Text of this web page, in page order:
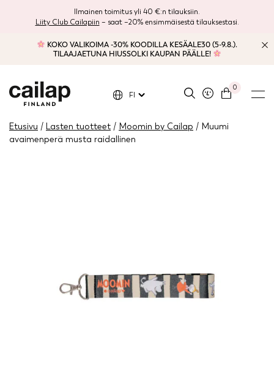
Ilmainen toimitus yli 40 €:n tilauksiin.
Liity Club Cailapiin – saat –20% ensimmäisestä tilauksestasi.
KOKO VALIKOIMA -30% KOODILLA KESÄALE30 (5-9.8.).
TILAAJAETUNA HIUSSOLKI KAUPAN PÄÄLLE!
0
FI
Etusivu / Lasten tuotteet / Moomin by Cailap / Muumi
avaimenperä musta raidallinen